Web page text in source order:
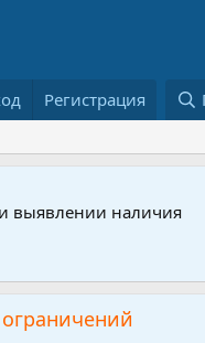
Регистрация
выявлении наличия